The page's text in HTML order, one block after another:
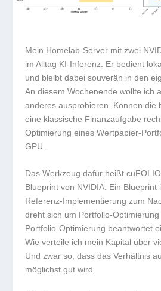
Mein Homelab-Server mit zwei
im Alltag KI-Inferenz. Er bedient
und bleibt dabei souverän in den
An diesem Wochenende wollte ich
anderes ausprobieren. Können die
eine klassische Finanzaufgabe
Optimierung eines Wertpapier-
GPU.
Das Werkzeug dafür heißt
Blueprint von NVIDIA. Ein Blueprint
Referenz-Implementierung zum
dreht sich um Portfolio-Optimierung
Portfolio-Optimierung beantwortet
Wie verteile ich mein Kapital über
Und zwar so, dass das Verhältnis
möglichst gut wird.